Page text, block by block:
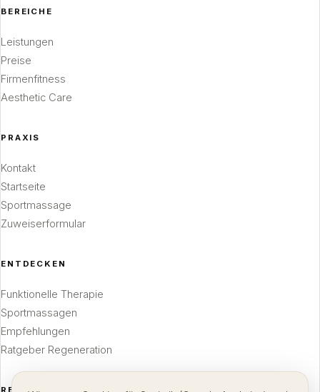
BEREICHE
Leistungen
Preise
Firmenfitness
Aesthetic Care
PRAXIS
Kontakt
Startseite
Sportmassage
Zuweiserformular
ENTDECKEN
Funktionelle Therapie
Sportmassagen
Empfehlungen
Ratgeber Regeneration
RECHTLICHES